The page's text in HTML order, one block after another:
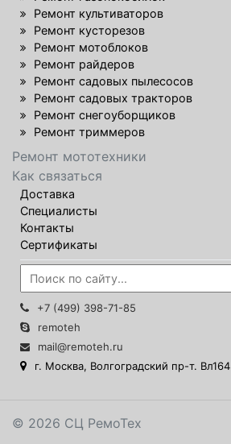
Ремонт культиваторов
Ремонт кусторезов
Ремонт мотоблоков
Ремонт райдеров
Ремонт садовых пылесосов
Ремонт садовых тракторов
Ремонт снегоуборщиков
Ремонт триммеров
Ремонт мототехники
Как связаться
Доставка
Специалисты
Контакты
Сертификаты
+7 (499) 398-71-85
remoteh
mail@remoteh.ru
г. Москва, Волгоградский пр-т. Вл164
© 2026 СЦ РемоТех